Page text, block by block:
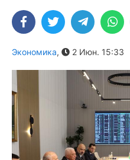
Экономика, 2 Июн. 15:33